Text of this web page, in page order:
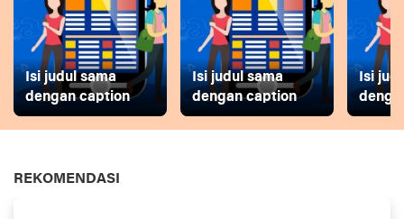
Isi judul sama
dengan caption
Isi judul sama
dengan caption
Isi
REKOMENDASI